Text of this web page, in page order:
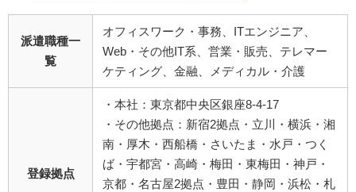
派遣職種一
覧
オフィスワーク・事務、ITエンジニア、
Web・その他IT系、営業・販売、テレマー
ケティング、金融、メディカル・介護
登録拠点
・本社：東京都中央区銀座8-4-17
・その他拠点：新宿2拠点・立川・横浜・湘
南・厚木・西船橋・さいたま・水戸・つく
ば・宇都宮・高崎・梅田・東梅田・神戸・
京都・名古屋2拠点・豊田・静岡・浜松・札